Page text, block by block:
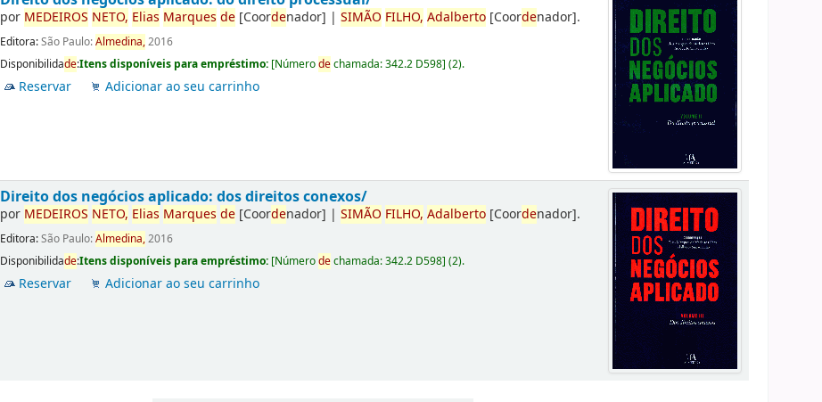
por MEDEIROS NETO, Elias Marques de [Coordenador] |SIMÃO FILHO, Adalberto [Coordenador].
Editora:São Paulo:Almedina,2016
Disponibilidade:Itens disponíveis para empréstimo: [Númerodechamada:342.2 D598](2).
Reservar Adicionar ao seu carrinho
Direito dos negócios aplicado: dos direitos conexos/
por MEDEIROS NETO, Elias Marques de [Coordenador] |SIMÃO FILHO, Adalberto [Coordenador].
Editora:São Paulo:Almedina,2016
Disponibilidade:Itens disponíveis para empréstimo: [Númerodechamada:342.2 D598](2).
Reservar Adicionar ao seu carrinho